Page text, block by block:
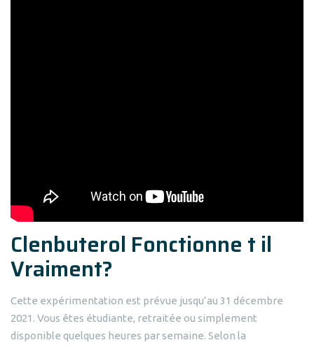
Clenbuterol Fonctionne t il
Vraiment?
Cette expérimentation est prévue jusqu’au 31 décembre
2021. Vous êtes étudiante, retraitée ou simplement
disponible quelques heures par semaine. Selon la